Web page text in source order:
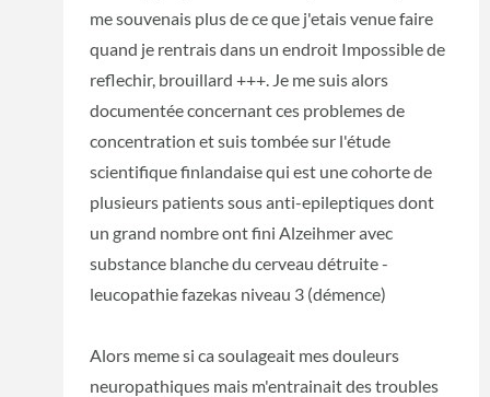
me souvenais plus de ce que j'etais venue faire
quand je rentrais dans un endroit Impossible de
reflechir, brouillard +++. Je me suis alors
documentée concernant ces problemes de
concentration et suis tombée sur l'étude
scientifique finlandaise qui est une cohorte de
plusieurs patients sous anti-epileptiques dont
un grand nombre ont fini Alzeihmer avec
substance blanche du cerveau détruite -
leucopathie fazekas niveau 3 (démence)
Alors meme si ca soulageait mes douleurs
neuropathiques mais m'entrainait des troubles